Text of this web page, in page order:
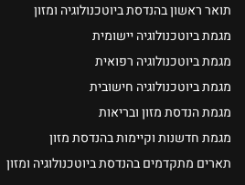
תואר ראשון בהנדסת ביוטכנולוגיה ומזון
מגמת ביוטכנולוגיה יישומית
מגמת ביוטכנולוגיה רפואית
מגמת ביוטכנולוגיה חישובית
מגמת הנדסת מזון ובריאות
מגמת חדשנות וקיימות בהנדסת מזון
תארים מתקדמים בהנדסת ביוטכנולוגיה ומזון